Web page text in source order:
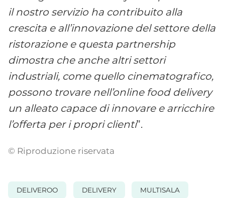
il nostro servizio ha contribuito alla
crescita e all’innovazione del settore della
ristorazione e questa partnership
dimostra che anche altri settori
industriali, come quello cinematografico,
possono trovare nell’online food delivery
un alleato capace di innovare e arricchire
l’offerta per i propri clienti”.
© Riproduzione riservata
DELIVEROO DELIVERY MULTISALA